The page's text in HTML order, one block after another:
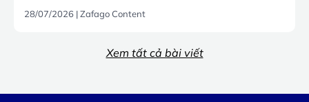
28/07/2026 |Zafago Content
Xem tất cả bài viết